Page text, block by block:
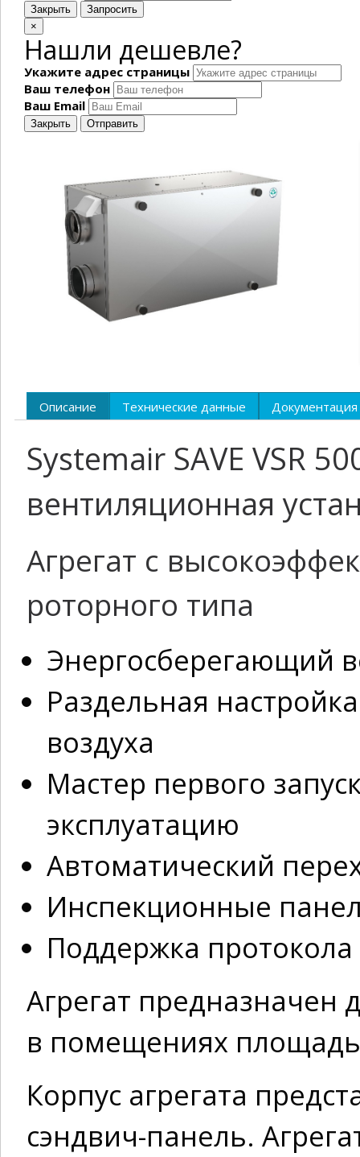
Закрыть
Запросить
×
Нашли дешевле?
Укажите адрес страницы
Ваш телефон
Ваш Email
Закрыть Отправить
Описание Технические данные Документация
Systemair SAVE VSR
вентиляционная
Агрегат с
роторного типа
Энергосберегающий
Раздельная
воздуха
Мастер первого
эксплуатацию
Автоматический
Инспекционные
Поддержка протокола
Агрегат предназначен
в помещениях
Корпус агрегата
сэндвич-панель.